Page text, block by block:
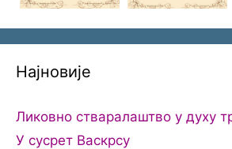
Најновије
Ликовно стваралаштво у духу
У сусрет Васкрсу